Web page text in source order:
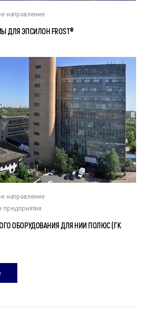
направление
ДЛЯ ЭПСИЛОН FROST®
направление
предприятия
ОБОРУДОВАНИЯ ДЛЯ НИИ ПОЛЮС (ГК